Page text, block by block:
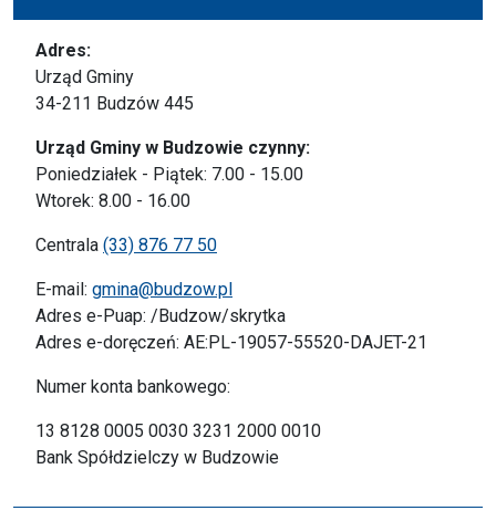
Adres:
Urząd Gminy
34-211 Budzów 445
Urząd Gminy w Budzowie czynny:
Poniedziałek - Piątek: 7.00 - 15.00
Wtorek: 8.00 - 16.00
Centrala (33) 876 77 50
E-mail: gmina@budzow.pl
Adres e-Puap: /Budzow/skrytka
Adres e-doręczeń: AE:PL-19057-55520-DAJET-21
Numer konta bankowego:
13 8128 0005 0030 3231 2000 0010
Bank Spółdzielczy w Budzowie